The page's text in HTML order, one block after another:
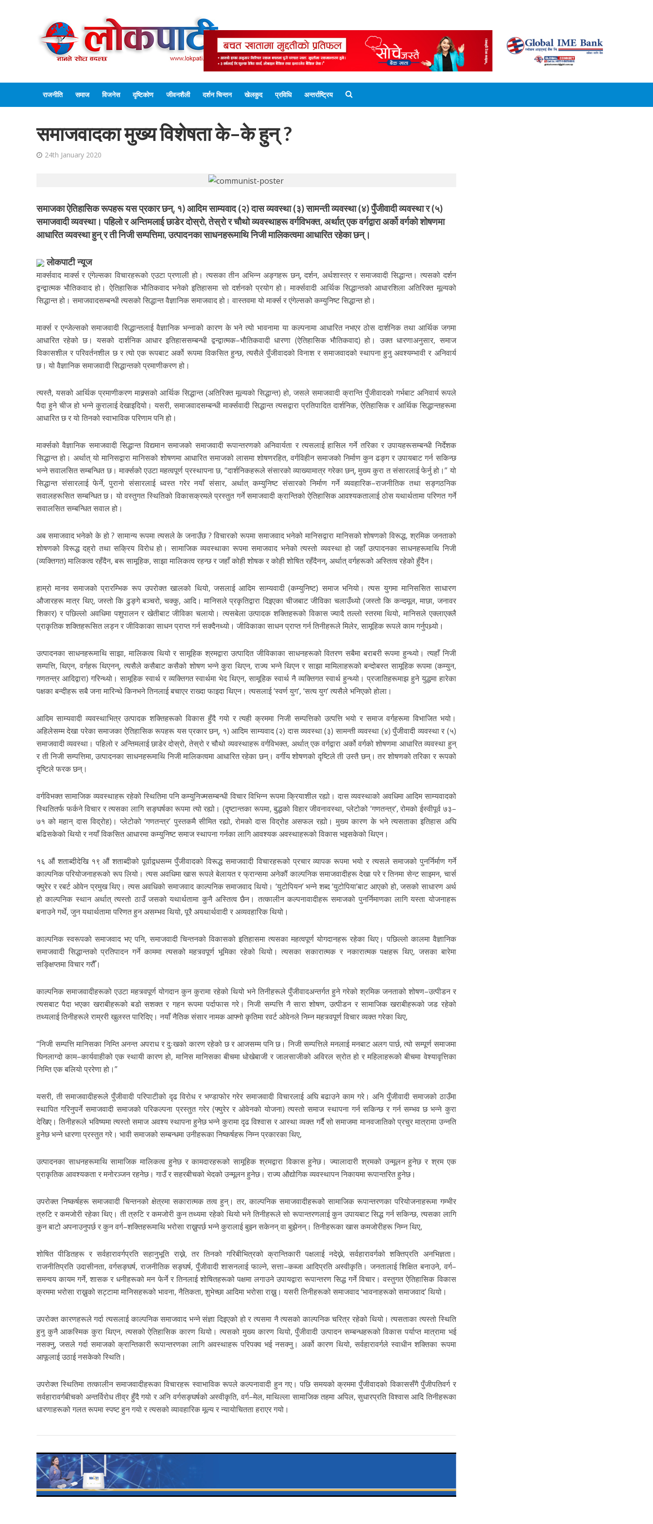
राजनीति समाज विजनेस दृष्टिकोण जीवनशैली दर्शन चिन्तन खेलकुद प्रविधि अन्तर्राष्ट्रिय
समाजवादका मुख्य विशेषता के–के हुन् ?
24th January 2020
समाजका ऐतिहासिक रूपहरू यस प्रकार छन्, १) आदिम साम्यवाद (२) दास व्यवस्था (३) सामन्ती व्यवस्था (४) पुँजीवादी व्यवस्था र (५)
समाजवादी व्यवस्था। पहिलो र अन्तिमलाई छाडेर दोस्रो, तेस्रो र चौथो व्यवस्थाहरू वर्गविभक्त, अर्थात् एक वर्गद्वारा अर्को वर्गको शोषणमा
आधारित व्यवस्था हुन् र ती निजी सम्पत्तिमा, उत्पादनका साधनहरूमाथि निजी मालिकत्वमा आधारित रहेका छन्।
लाेकपाटी न्यूज
मार्क्सवाद मार्क्स र एंगेल्सका विचारहरूको एउटा प्रणाली हो। त्यसका तीन अभिन्न अङ्गहरू छन्, दर्शन, अर्थशास्त्र र समाजवादी सिद्धान्त। त्यसको दर्शन
द्वन्द्वात्मक भौतिकवाद हो। ऐतिहासिक भौतिकवाद भनेको इतिहासमा सो दर्शनको प्रयोग हो। मार्क्सवादी आर्थिक सिद्धान्तको आधारशिला अतिरिक्त मूल्यको
सिद्धान्त हो। समाजवादसम्बन्धी त्यसको सिद्धान्त वैज्ञानिक समाजवाद हो। वास्तवमा यो मार्क्स र एंगेल्सको कम्युनिष्ट सिद्धान्त हो।
मार्क्स र एन्जेल्सको समाजवादी सिद्धान्तलाई वैज्ञानिक भन्नाको कारण के भने त्यो भावनामा या कल्पनामा आधारित नभएर ठोस दार्शनिक तथा आर्थिक जगमा
आधारित रहेको छ। यसको दार्शनिक आधार इतिहाससम्बन्धी द्वन्द्वात्मक–भौतिकवादी धारणा (ऐतिहासिक भौतिकवाद) हो। उक्त धारणाअनुसार, समाज
विकासशील र परिवर्तनशील छ र त्यो एक रूपबाट अर्को रूपमा विकसित हुन्छ, त्यसैले पुँजीवादको विनाश र समाजवादको स्थापना हुनु अवश्यम्भावी र अनिवार्य
छ। यो वैज्ञानिक समाजवादी सिद्धान्तको प्रमाणीकरण हो।
त्यस्तै, यसको आर्थिक प्रमाणीकरण माक्र्सको आर्थिक सिद्धान्त (अतिरिक्त मूल्यको सिद्धान्त) हो, जसले समाजवादी क्रान्ति पुँजीवादको गर्भबाट अनिवार्य रूपले
पैदा हुने चीज हो भन्ने कुरालाई देखाइदियो। यसरी, समाजवादसम्बन्धी मार्क्सवादी सिद्धान्त त्यसद्वारा प्रतिपादित दार्शनिक, ऐतिहासिक र आर्थिक सिद्धान्तहरूमा
आधारित छ र यो तिनको स्वाभाविक परिणाम पनि हो।
मार्क्सको वैज्ञानिक समाजवादी सिद्धान्त विद्यमान समाजको समाजवादी रूपान्तरणको अनिवार्यता र त्यसलाई हासिल गर्ने तरिका र उपायहरूसम्बन्धी निर्देशक
सिद्धान्त हो। अर्थात् यो मानिसद्वारा मानिसको शोषणमा आधारित समाजको लासमा शोषणरहित, वर्गविहीन समाजको निर्माण कुन ढङ्ग र उपायबाट गर्न सकिन्छ
भन्ने सवालसित सम्बन्धित छ। मार्क्सको एउटा महत्वपूर्ण प्रस्थापना छ, “दार्शनिकहरूले संसारको व्याख्यामात्र गरेका छन्, मुख्य कुरा त संसारलाई फेर्नु हो।” यो
सिद्धान्त संसारलाई फेर्ने, पुरानो संसारलाई ध्वस्त गरेर नयाँ संसार, अर्थात् कम्युनिष्ट संसारको निर्माण गर्ने व्यवहारिक–राजनीतिक तथा सङ्गठनिक
सवालहरूसित सम्बन्धित छ। यो वस्तुगत स्थितिको विकासक्रमले प्रस्तुत गर्ने समाजवादी क्रान्तिको ऐतिहासिक आवश्यकतालाई ठोस यथार्थतामा परिणत गर्ने
सवालसित सम्बन्धित सवाल हो।
अब समाजवाद भनेको के हो ? सामान्य रूपमा त्यसले के जनाउँछ ? विचारको रूपमा समाजवाद भनेको मानिसद्वारा मानिसको शोषणको विरूद्ध, श्रमिक जनताको
शोषणको विरूद्ध दह्रो तथा सक्रिय विरोध हो। सामाजिक व्यवस्थाका रूपमा समाजवाद भनेको त्यस्तो व्यवस्था हो जहाँ उत्पादनका साधनहरूमाथि निजी
(व्यक्तिगत) मालिकत्व रहँदैन, बरू सामूहिक, साझा मालिकत्व रहन्छ र जहाँ कोही शोषक र कोही शोषित रहँदैनन्, अर्थात् वर्गहरूको अस्तित्व रहेको हुँदैन।
हाम्रो मानव समाजको प्रारम्भिक रूप उपरोक्त खालको थियो, जसलाई आदिम साम्यवादी (कम्युनिष्ट) समाज भनियो। त्यस युगमा मानिससित साधारण
औजारहरू मात्र थिए, जस्तो कि ढुङ्गे बञ्चरो, चक्कु, आदि। मानिसले प्रकृतिद्वारा दिइएका चीजबाट जीविका चलाउँथ्यो (जस्तो कि कन्दमूल, माछा, जनावर
शिकार) र पछिल्लो अवधिमा पशुपालन र खेतीबाट जीविका चलायो। त्यसबेला उत्पादक शक्तिहरूको विकास ज्यादै तल्लो स्तरमा थियो, मानिसले एक्लाएक्लै
प्राकृतिक शक्तिहरूसित लड्न र जीविकाका साधन प्राप्त गर्न सक्दैनथ्यो। जीविकाका साधन प्राप्त गर्न तिनीहरूले मिलेर, सामूहिक रूपले काम गर्नुपथ्र्यो।
उत्पादनका साधनहरूमाथि साझा, मालिकत्व थियो र सामूहिक श्रमद्वारा उत्पादित जीविकाका साधनहरूको वितरण सबैमा बराबरी रूपमा हुन्थ्यो। त्यहाँ निजी
सम्पत्ति, थिएन, वर्गहरू थिएनन्, त्यसैले कसैबाट कसैको शोषण भन्ने कुरा थिएन, राज्य भन्ने थिएन र साझा मामिलाहरूको बन्दोबस्त सामूहिक रूपमा (कम्युन,
गणतन्त्र आदिद्वारा) गरिन्थ्यो। सामूहिक स्वार्थ र व्यक्तिगत स्वार्थमा भेद थिएन, सामूहिक स्वार्थ नै व्यक्तिगत स्वार्थ हुन्थ्यो। प्रजातिहरूमाझ हुने युद्धमा हारेका
पक्षका बन्दीहरू सबै जना मारिन्थे किनभने तिनलाई बचाएर राख्दा फाइदा थिएन। त्यसलाई ‘स्वर्ण युग’, ‘सत्य युग’ त्यसैले भनिएको होला।
आदिम साम्यवादी व्यवस्थाभित्र उत्पादक शक्तिहरूको विकास हुँदै गयो र त्यही क्रममा निजी सम्पत्तिको उत्पत्ति भयो र समाज वर्गहरूमा विभाजित भयो।
अहिलेसम्म देखा परेका समाजका ऐतिहासिक रूपहरू यस प्रकार छन्, १) आदिम साम्यवाद (२) दास व्यवस्था (३) सामन्ती व्यवस्था (४) पुँजीवादी व्यवस्था र (५)
समाजवादी व्यवस्था। पहिलो र अन्तिमलाई छाडेर दोस्रो, तेस्रो र चौथो व्यवस्थाहरू वर्गविभक्त, अर्थात् एक वर्गद्वारा अर्को वर्गको शोषणमा आधारित व्यवस्था हुन्
र ती निजी सम्पत्तिमा, उत्पादनका साधनहरूमाथि निजी मालिकत्वमा आधारित रहेका छन्। वर्गीय शोषणको दृष्टिले ती उस्तै छन्। तर शोषणको तरिका र रूपको
दृष्टिले फरक छन्।
वर्गविभक्त सामाजिक व्यवस्थाहरू रहेको स्थितिमा पनि कम्युनिज्मसम्बन्धी विचार विभिन्न रूपमा क्रियाशील रह्यो। दास व्यवस्थाको अवधिमा आदिम साम्यवादको
स्थितितर्फ फर्कने विचार र त्यसका लागि सङ्घर्षका रूपमा त्यो रह्यो। (दृष्टान्तका रूपमा, बुद्धको विहार जीवनावस्था, प्लेटोको ‘गणतन्त्र’, रोमको ईस्वीपूर्व ७३–
७१ को महान् दास विद्रोह)। प्लेटोको ‘गणतन्त्र’ पुस्तकमै सीमित रह्यो, रोमको दास विद्रोह असफल रह्यो। मुख्य कारण के भने त्यसताका इतिहास अघि
बढिसकेको थियो र नयाँ विकसित आधारमा कम्युनिष्ट समाज स्थापना गर्नका लागि आवश्यक अवस्थाहरूको विकास भइसकेको थिएन।
१६ औं शताब्दीदेखि १९ औं शताब्दीको पूर्वाद्र्धसम्म पुँजीवादको विरूद्ध समाजवादी विचारहरूको प्रचार व्यापक रूपमा भयो र त्यसले समाजको पुनर्निर्माण गर्ने
काल्पनिक परियोजनाहरूको रूप लियो। त्यस अवधिमा खास रूपले बेलायत र फ्रान्समा अनेकौं काल्पनिक समाजवादीहरू देखा परे र तिनमा सेन्ट साइमन, चार्स
फ्युरेर र रबर्ट ओवेन प्रमुख थिए। त्यस अवधिको समाजवाद काल्पनिक समाजवाद थियो। ‘युटोपियन’ भन्ने शब्द ‘युटोपिया’बाट आएको हो, जसको साधारण अर्थ
हो काल्पनिक स्थान अर्थात् त्यस्तो ठाउँ जसको यथार्थतामा कुनै अस्तित्व छैन। तत्कालीन कल्पनावादीहरू समाजको पुनर्निमाणका लागि यस्ता योजनाहरू
बनाउने गर्थे, जुन यथार्थतामा परिणत हुन असम्भव थियो, पूरै अयथार्थवादी र अव्यवहारिक थियो।
काल्पनिक स्वरूपको समाजवाद भए पनि, समाजवादी चिन्तनको विकासको इतिहासमा त्यसका महत्वपूर्ण योगदानहरू रहेका थिए। पछिल्लो कालमा वैज्ञानिक
समाजवादी सिद्धान्तको प्रतिपादन गर्ने काममा त्यसको महत्र्वपूर्ण भूमिका रहेको थियो। त्यसका सकारात्मक र नकारात्मक पक्षहरू थिए, जसका बारेमा
सङ्क्षिप्तमा विचार गरौँ।
काल्पनिक समाजवादीहरूको एउटा महत्र्वपूर्ण योगदान कुन कुरामा रहेको थियो भने तिनीहरूले पुँजीवादअन्तर्गत हुने गरेको श्रमिक जनताको शोषण–उत्पीडन र
त्यसबाट पैदा भएका खराबीहरूको बडो सशक्त र गहन रूपमा पर्दाफास गरे। निजी सम्पत्ति नै सारा शोषण, उत्पीडन र सामाजिक खराबीहरूको जड रहेको
तथ्यलाई तिनीहरूले राम्ररी खुलस्त पारिदिए। नयाँ नैतिक संसार नामक आफ्नो कृतिमा रवर्ट ओवेनले निम्न महत्र्वपूर्ण विचार व्यक्त गरेका थिए,
“निजी सम्पत्ति मानिसका निम्ति अनन्त अपराध र दुःखको कारण रहेको छ र आजसम्म पनि छ। निजी सम्पत्तिले मनलाई मनबाट अलग पार्छ, त्यो सम्पूर्ण समाजमा
घिनलाग्दो काम–कार्यवाहीको एक स्थायी कारण हो, मानिस मानिसका बीचमा धोखेबाजी र जालसाजीको अविरल स्रोत हो र महिलाहरूको बीचमा वेश्यावृत्तिका
निम्ति एक बलियो प्ररेणा हो।”
यसरी, ती समाजवादीहरूले पुँजीवादी परिपाटीको दृढ विरोध र भण्डाफोर गरेर समाजवादी विचारलाई अघि बढाउने काम गरे। अनि पुँजीवादी समाजको ठाउँमा
स्थापित गरिनुपर्ने समाजवादी समाजको परिकल्पना प्रस्तुत गरेर (फ्युरेर र ओवेनको योजना) त्यस्तो समाज स्थापना गर्न सकिन्छ र गर्न सम्भव छ भन्ने कुरा
देखिए। तिनीहरूले भविष्यमा त्यस्तो समाज अवश्य स्थापना हुनेछ भन्ने कुरामा दृढ विश्वास र आस्था व्यक्त गर्दै सो समाजमा मानवजातिको प्रचुर मात्रामा उन्नति
हुनेछ भन्ने धारणा प्रस्तुत गरे। भावी समाजको सम्बन्धमा उनीहरूका निष्कर्षहरू निम्न प्रकारका थिए,
उत्पादनका साधनहरूमाथि सामाजिक मालिकत्व हुनेछ र कामदारहरूको सामूहिक श्रमद्वारा विकास हुनेछ। ज्यालादारी श्रमको उन्मूलन हुनेछ र श्रम एक
प्राकृतिक आवश्यकता र मनोरञ्जन रहनेछ। गाउँ र सहरबीचको भेदको उन्मूलन हुनेछ। राज्य औद्योगिक व्यवस्थापन निकायमा रूपान्तरित हुनेछ।
उपरोक्त निष्कर्षहरू समाजवादी चिन्तनको क्षेत्रमा सकारात्मक तत्व हुन्। तर, काल्पनिक समाजवादीहरूको सामाजिक रूपान्तरणका परियोजनाहरूमा गम्भीर
त्रुटि र कमजोरी रहेका थिए। ती त्रुटि र कमजोरी कुन तथ्यमा रहेको थियो भने तिनीहरूले सो रूपान्तरणलाई कुन उपायबाट सिद्ध गर्न सकिन्छ, त्यसका लागि
कुन बाटो अपनाउनुपर्छ र कुन वर्ग–शक्तिहरूमाथि भरोसा राख्नुपर्छ भन्ने कुरालाई बुझ्न सकेनन् वा बुझेनन्। तिनीहरूका खास कमजोरीहरू निम्न थिए,
शोषित पीडितहरू र सर्वहारावर्गप्रति सहानुभूति राख्ने, तर तिनको गरिबीभित्रको क्रान्तिकारी पक्षलाई नदेख्ने, सर्वहारावर्गको शक्तिप्रति अनभिज्ञता।
राजनीतिप्रति उदासीनता, वर्गसङ्घर्ष, राजनीतिक सङ्घर्ष, पुँजीवादी शासनलाई फाल्ने, सत्ता–कब्जा आदिप्रति अस्वीकृति। जनतालाई शिक्षित बनाउने, वर्ग–
समन्वय कायम गर्ने, शासक र धनीहरूको मन फेर्ने र तिनलाई शोषितहरूको पक्षमा लगाउने उपायद्वारा रूपान्तरण सिद्ध गर्ने विचार। वस्तुगत ऐतिहासिक विकास
क्रममा भरोसा राख्नुको सट्टामा मानिसहरूको भावना, नैतिकता, शुभेच्छा आदिमा भरोसा राख्नु। यसरी तिनीहरूको समाजवाद ‘भावनाहरूको समाजवाद’ थियो।
उपरोक्त कारणहरूले गर्दा त्यसलाई काल्पनिक समाजवाद भन्ने संज्ञा दिइएको हो र त्यसमा नै त्यसको काल्पनिक चरित्र रहेको थियो। त्यसताका त्यस्तो स्थिति
हुनु कुनै आकस्मिक कुरा थिएन, त्यसको ऐतिहासिक कारण थियो। त्यसको मुख्य कारण थियो, पुँजीवादी उत्पादन सम्बन्धहरूको विकास पर्याप्त मात्रामा भई
नसक्नु, जसले गर्दा समाजको क्रान्तिकारी रूपान्तरणका लागि अवस्थाहरू परिपक्व भई नसक्नु। अर्को कारण थियो, सर्वहारावर्गले स्वाधीन शक्तिका रूपमा
आफूलाई उठाई नसकेको स्थिति।
उपरोक्त स्थितिमा तत्कालीन समाजवादीहरूका विचारहरू स्वाभाविक रूपले कल्पनावादी हुन गए। पछि समयको क्रममा पुँजीवादको विकाससँगै पुँजीपतिवर्ग र
सर्वहारावर्गबीचको अन्तर्विरोध तीव्र हुँदै गयो र अनि वर्गसङ्घर्षको अस्वीकृति, वर्ग–मेल, माथिल्ला सामाजिक तहमा अपिल, सुधारप्रति विश्वास आदि तिनीहरूका
धारणाहरूको गलत रूपमा स्पष्ट हुन गयो र त्यसको व्यावहारिक मूल्य र न्यायोचितता हराएर गयो।